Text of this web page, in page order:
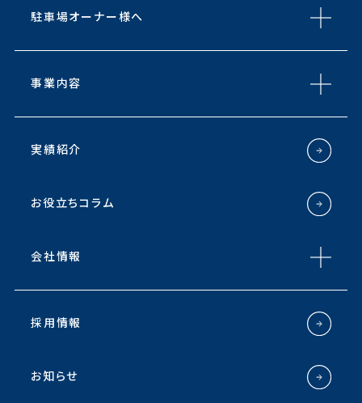
駐車場オーナー様へ
事業内容
実績紹介
お役立ちコラム
会社情報
採用情報
お知らせ